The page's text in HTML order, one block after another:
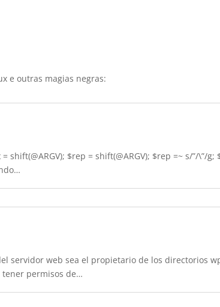
e outras magias negras:
= shift(@ARGV); $rep = shift(@ARGV); $rep =~ s/”/\”/g;
…
servidor web sea el propietario de los directorios
permisos de…